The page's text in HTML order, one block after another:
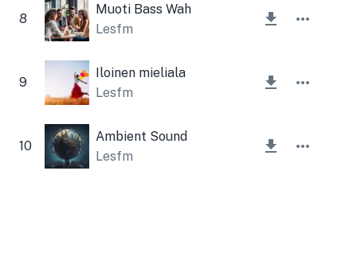
8
Muoti Bass Wah
Lesfm
9
Iloinen mieliala
Lesfm
10
Ambient Sound
Lesfm